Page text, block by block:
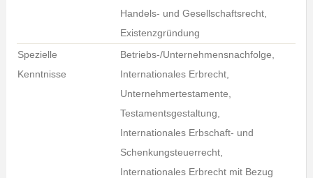
Handels- und Gesellschaftsrecht,
Existenzgründung
Spezielle
Kenntnisse
Betriebs-/Unternehmensnachfolge,
Internationales Erbrecht,
Unternehmertestamente,
Testamentsgestaltung,
Internationales Erbschaft- und
Schenkungsteuerrecht,
Internationales Erbrecht mit Bezug